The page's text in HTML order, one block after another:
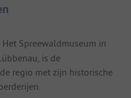
Het Spreewaldmuseum in
is de
regio met zijn historische